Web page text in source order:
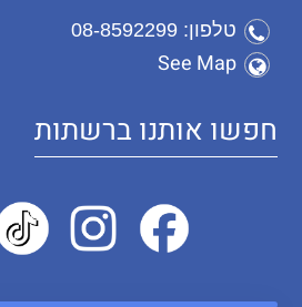
טלפון: 08-8592299
See Map
חפשו אותנו ברשתות